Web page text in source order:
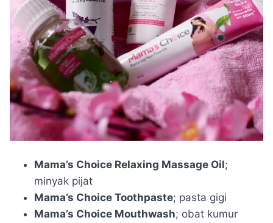
Mama’s Choice Relaxing Massage Oil;
minyak pijat
Mama’s Choice Toothpaste; pasta gigi
Mama’s Choice Mouthwash; obat kumur